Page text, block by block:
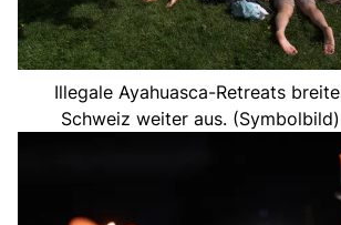
Illegale Ayahuasca-Retreats
Schweiz weiter aus.